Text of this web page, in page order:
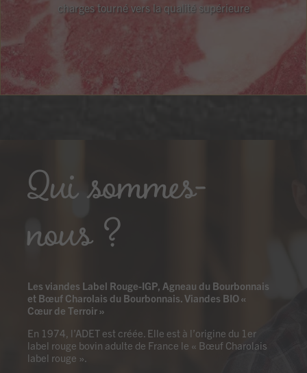
charges tourné vers la qualité supérieure
Qui sommes-
nous ?
Les viandes Label Rouge-IGP, Agneau du Bourbonnais
et Bœuf Charolais du Bourbonnais.Viandes BIO «
Cœur de Terroir »
En 1974, l’ADET est créée. Elle est à l’origine du 1er
label rouge bovin adulte de France le « Bœuf Charolais
label rouge ».